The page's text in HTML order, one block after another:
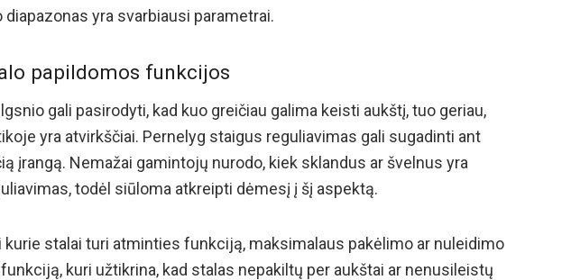
diapazonas yra svarbiausi parametrai.
papildomos funkcijos
gali pasirodyti, kad kuo greičiau galima keisti aukštį, tuo geriau,
yra atvirkščiai. Pernelyg staigus reguliavimas gali sugadinti ant
įrangą. Nemažai gamintojų nurodo, kiek sklandus ar švelnus yra
todėl siūloma atkreipti dėmesį į šį aspektą.
kurie stalai turi atminties funkciją, maksimalaus pakėlimo ar nuleidimo
kuri užtikrina, kad stalas nepakiltų per aukštai ar nenusileistų